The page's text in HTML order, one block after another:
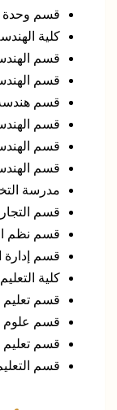
قسم وحدة
كلية
قسم
قسم
قسم هندسة
قسم
قسم
قسم
مدرسة
قسم
قسم نظم
قسم إدارة
كلية
قسم تعليم
قسم علوم
قسم تعليم
قسم